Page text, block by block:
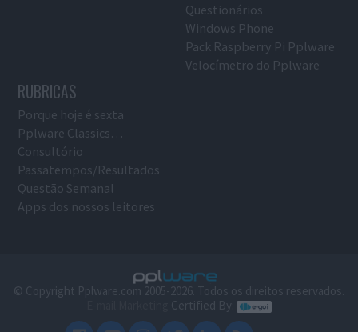
Questionários
Windows Phone
Pack Raspberry Pi Pplware
Velocímetro do Pplware
RUBRICAS
Porque hoje é sexta
Pplware Classics…
Consultório
Passatempos/Resultados
Questão Semanal
Apps dos nossos leitores
© Copyright Pplware.com 2005-2026. Todos os direitos reservados.
Certified By: